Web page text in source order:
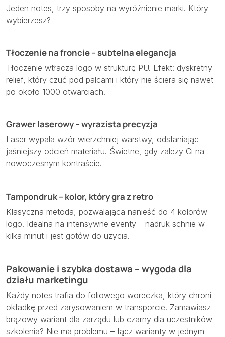
Jeden notes, trzy sposoby na wyróżnienie marki. Który
wybierzesz?
Tłoczenie na froncie – subtelna elegancja
Tłoczenie wtłacza logo w strukturę PU. Efekt: dyskretny
relief, który czuć pod palcami i który nie ściera się nawet
po około 1000 otwarciach.
Grawer laserowy – wyrazista precyzja
Laser wypala wzór wierzchniej warstwy, odsłaniając
jaśniejszy odcień materiału. Świetne, gdy zależy Ci na
nowoczesnym kontraście.
Tampondruk – kolor, który gra z retro
Klasyczna metoda, pozwalająca nanieść do 4 kolorów
logo. Idealna na intensywne eventy – nadruk schnie w
kilka minut i jest gotów do użycia.
Pakowanie i szybka dostawa – wygoda dla
działu marketingu
Każdy notes trafia do foliowego woreczka, który chroni
okładkę przed zarysowaniem w transporcie. Zamawiasz
brązowy wariant dla zarządu lub czarny dla uczestników
szkolenia? Nie ma problemu – łącz warianty w jednym